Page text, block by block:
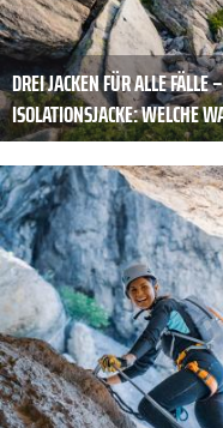
DREI JACKEN FÜR ALLE
ISOLATIONSJACKE: WELCHE